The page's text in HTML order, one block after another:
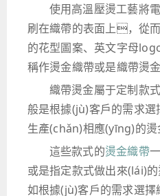
使用高溫壓燙工藝將
刷在織帶的表面上，從
的花型圖案、英文字母
稱作燙金織帶或是織帶
織帶燙金屬于定制款
般是根據(jù)客戶的需求
生產(chǎn)相應(yīng)的燙
這些款式的燙金織帶
或是指定款式做出來
如根據(jù)客戶的需求選